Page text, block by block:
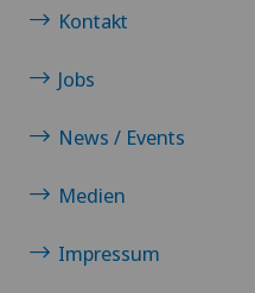
Kontakt
Jobs
News / Events
Medien
Impressum